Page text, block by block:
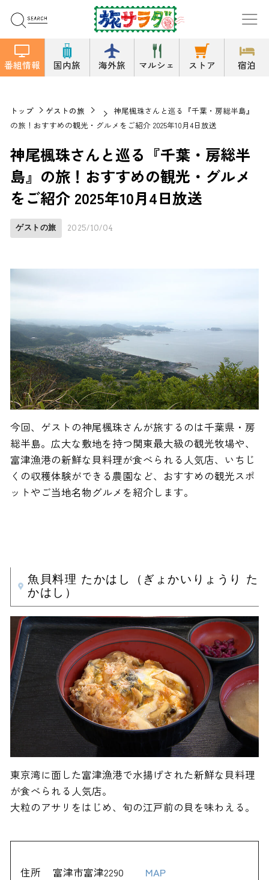
番組情報 国内旅 海外旅 マルシェ ストア 宿泊
トップ ゲストの旅
神尾楓珠さんと巡る『千葉・房総半島』
の旅！おすすめの観光・グルメをご紹介 2025年10月4日放送
神尾楓珠さんと巡る『千葉・房総半
島』の旅！おすすめの観光・グルメ
をご紹介 2025年10月4日放送
ゲストの旅 2025/10/04
今回、ゲストの神尾楓珠さんが旅するのは千葉県・房
総半島。広大な敷地を持つ関東最大級の観光牧場や、
富津漁港の新鮮な貝料理が食べられる人気店、いちじ
くの収穫体験ができる農園など、おすすめの観光スポ
ットやご当地名物グルメを紹介します。
魚貝料理 たかはし（ぎょかいりょうり た
かはし）
東京湾に面した富津漁港で水揚げされた新鮮な貝料理
が食べられる人気店。
大粒のアサリをはじめ、旬の江戸前の貝を味わえる。
住所 富津市富津2290
MAP